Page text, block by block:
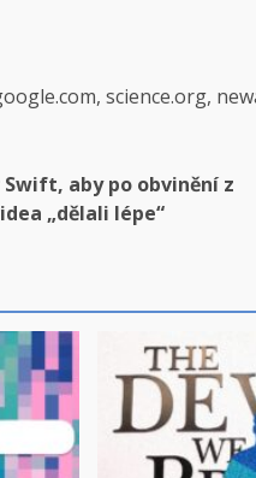
science.org,
aby po obvinění z
„dělali lépe“